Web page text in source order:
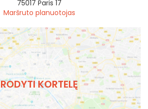
75017 Paris 17
Maršruto planuotojas
RODYTI KORTELĘ